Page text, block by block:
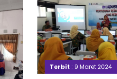
Terbit : 9 Maret 2024